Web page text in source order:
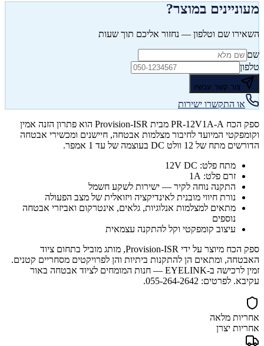
מעוניינים במוצר?
השאירו שם וטלפון — נחזור אליכם תוך שעות
שם
טלפון
צור קשר עכשיו
או התקשרו ישירות
ספק הכח PR-12V1A-A מבית Provision-ISR הוא פתרון הזנה אמין
וקומפקטי המיועד לחיבור מצלמות אבטחה, חיישנים ומכשירי אבטחה
הדורשים מתח של 12 וולט DC בעוצמה של עד 1 אמפר.
מתח פלט: 12V DC
זרם פלט: 1A
התקנה נוחה לקיר — ישירות לשקע חשמל
נורת חיווי מובנית לאינדיקציה ויזואלית של מצב הפעולה
מתאים למצלמות אנלוגיות, גלאים, אינטרקום ואביזרי אבטחה
נוספים
עיצוב קומפקטי וקל להתקנה עצמאית
ספק הכח מיוצר על ידי Provision-ISR, מותג מוביל בתחום ציוד
האבטחה, ומתאים הן להתקנות ביתיות והן לפרויקטים מסחריים קטנים.
זמין לרכישה ב-EYELINK — חנות המומחים לציוד אבטחה באור
עקיבא. לפרטים: 055-264-2642.
אחריות מלאה
אחריות יצרן